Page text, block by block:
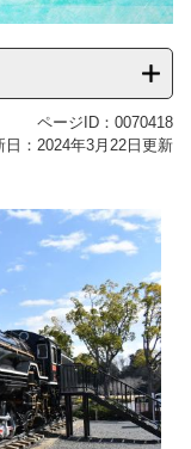
ページID：0070418
日：2024年3月22日更新